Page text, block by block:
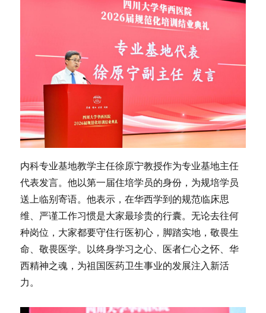
内科专业基地教学主任徐原宁教授作为专业基地主任
代表发言。他以第一届住培学员的身份，为规培学员
送上临别寄语。他表示，在华西学到的规范临床思
维、严谨工作习惯是大家最珍贵的行囊。无论去往何
种岗位，大家都要守住行医初心，脚踏实地，敬畏生
命、敬畏医学。以终身学习之心、医者仁心之怀、华
西精神之魂，为祖国医药卫生事业的发展注入新活
力。